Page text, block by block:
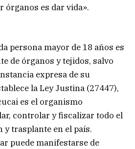
órganos es dar vida».
persona mayor de 18 años es
de órganos y tejidos, salvo
expresa de su
la Ley Justina (27447),
es el organismo
controlar y fiscalizar todo el
y trasplante en el país.
puede manifestarse de